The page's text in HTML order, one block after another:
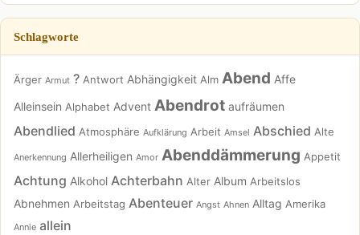
Schlagworte
Ärger Armut ? Antwort Abhängigkeit Alm Abend Affe
Alleinsein Alphabet Advent Abendrot aufräumen
Abendlied Atmosphäre Aufklärung Arbeit Amsel Abschied Alte
Anerkennung Allerheiligen Amor Abenddämmerung Appetit
Achtung Alkohol Achterbahn Alter Album Arbeitslos
Abnehmen Arbeitstag Abenteuer Angst Ahnen Alltag Amerika
Annie allein